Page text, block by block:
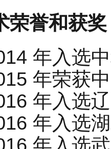
荣誉和获
年入选
年荣获
年入选
年入选